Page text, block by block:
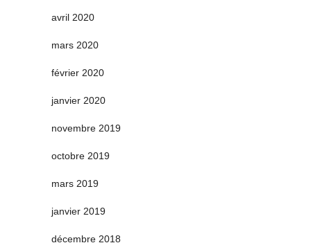
avril 2020
mars 2020
février 2020
janvier 2020
novembre 2019
octobre 2019
mars 2019
janvier 2019
décembre 2018